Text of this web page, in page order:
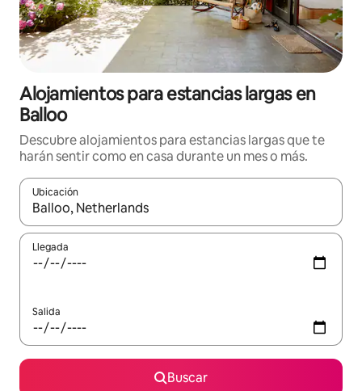
Alojamientos para estancias largas en
Balloo
Descubre alojamientos para estancias largas que te
harán sentir como en casa durante un mes o más.
Ubicación
Cuando los resultados estén disponibles, podrás navegar
Llegada
Salida
Buscar